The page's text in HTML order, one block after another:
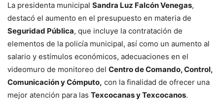
La presidenta municipal Sandra Luz Falcón Venegas,
destacó el aumento en el presupuesto en materia de
Seguridad Pública, que incluye la contratación de
elementos de la policía municipal, así como un aumento al
salario y estímulos económicos, adecuaciones en el
videomuro de monitoreo del Centro de Comando, Control,
Comunicación y Cómputo, con la finalidad de ofrecer una
mejor atención para las Texcocanas y Texcocanos.